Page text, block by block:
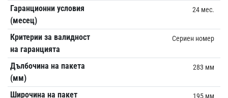
Гаранционни условия
(месец)
24 мес.
Критерии за валидност
на гаранцията
Сериен номер
Дълбочина на пакета
(мм)
283 мм
Широчина на пакет
195 мм